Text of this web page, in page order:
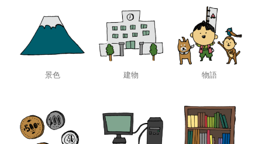
景色 建物 物語